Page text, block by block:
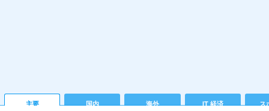
主要 国内 海外 IT 経済 ス